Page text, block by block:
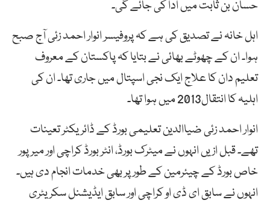
حسان بن ثابت میں ادا کی جائے گی۔
اہل خانہ نے تصدیق کی ہے کہ پروفیسر انوار احمد زئی آج صبح
ہوا۔ ان کے چھوٹے بھائی نے بتایا کہ پاکستان کے معروف
تعلیم دان کا علاج ایک نجی اسپتال میں جاری تھا۔ ان کی
اہلیہ کا انتقال2013 میں ہوا تھا۔
انوار احمد زئی ضیاالدین تعلیمی بورڈ کے ڈائریکٹر تعینات
تھے۔ قبل ازیں انہوں نے میٹرک بورڈ، انٹر بورڈ کراچی اور میرپور
خاص بورڈ کے چیئرمین کے طور پر بھی خدمات انجام دی ہیں۔
انہوں نے سابق ای ڈی او کراچی اور سابق ایڈیشنل سکریٹری